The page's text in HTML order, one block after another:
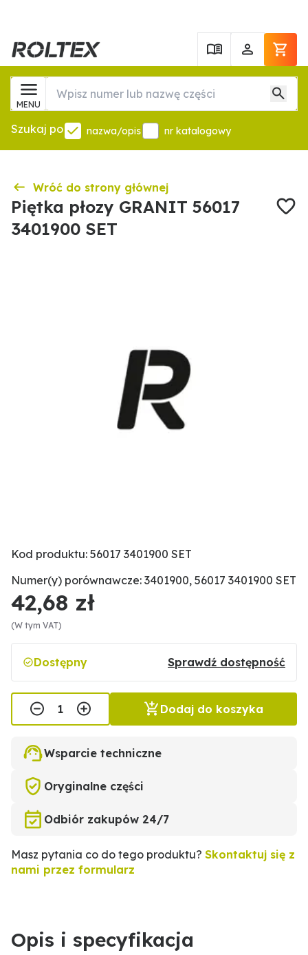
MENU
Szukaj po nazwa/opis nr katalogowy
Wróć do strony głównej
Piętka płozy GRANIT 56017
3401900 SET
Kod produktu: 56017 3401900 SET
Numer(y) porównawcze: 3401900, 56017 3401900 SET
42,68 zł
(W tym VAT)
Dostępny Sprawdź dostępność
Dodaj do koszyka
Wsparcie techniczne
Oryginalne części
Odbiór zakupów 24/7
Masz pytania co do tego produktu? Skontaktuj się z
nami przez formularz
Opis i specyfikacja